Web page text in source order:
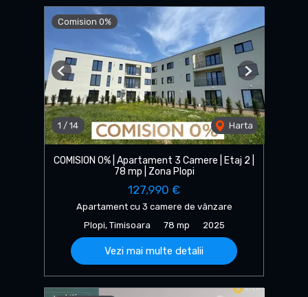
Comision 0%
1 / 14 Harta
Previous Next
COMISION 0% | Apartament 3 Camere | Etaj 2 |
78 mp | Zona Plopi
127,990 €
Apartament cu 3 camere de vânzare
Plopi, Timisoara
78 mp 2025
Vezi mai multe detalii